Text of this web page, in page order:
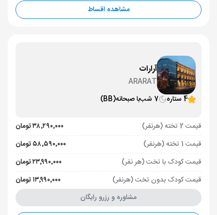
مشاهده اقساط
آرارات
ARARAT
4 ستاره
7 شب با صبحانه(BB)
قیمت 2 تخته (هرنفر)
۳۸٬۲۹۰٬۰۰۰ تومان
قیمت 1 تخته (هرنفر)
۵۸٬۵۹۰٬۰۰۰ تومان
قیمت کودک با تخت (هر نفر)
۲۳٬۹۹۰٬۰۰۰ تومان
قیمت کودک بدون تخت (هرنفر)
۱۳٬۹۹۰٬۰۰۰ تومان
مشاوره و رزرو رایگان